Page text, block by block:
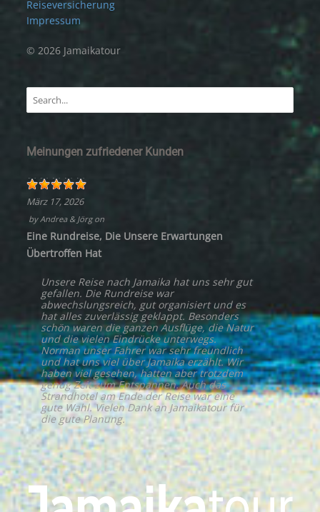
Reiseversicherung
Impressum
© 2026 Jamaikatour
Meinungen zufriedener Kunden
März 17, 2026
byAndrea & Jörgon
Eine Rundreise, Die Unsere Erwartungen
Übertroffen Hat
Unsere Reise nach Jamaika hat uns sehr gut
gefallen. Die Rundreise war
abwechslungsreich, gut organisiert und es
hat alles zuverlässig geklappt. Besonders
schön waren die ganzen Ausflüge, die Natur
und die vielen Eindrücke unterwegs.
Norman unser Fahrer war sehr freundlich
und hat uns viel über Jamaika erzählt. Wir
haben viel gesehen, hatten aber trotzdem
genug Zeit zum Entspannen. Auch das
Strandhotel am Ende der Reise war eine
gute Wahl. Vielen Dank an Jamaikatour für
die gute Planung.